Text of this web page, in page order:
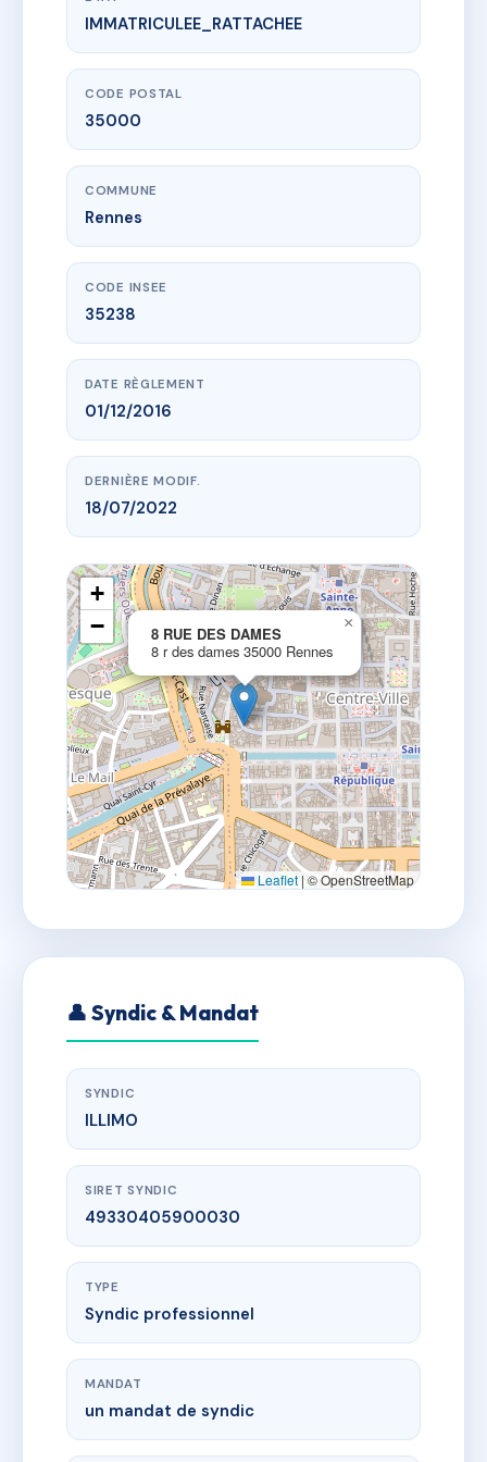
www.vme.plus/AH5204524
8 RUE DES DAMES
8 r des dames
IMMATRICULEE_RATTACHEE
CODE POSTAL
35000
COMMUNE
Rennes
CODE INSEE
35238
DATE RÈGLEMENT
01/12/2016
DERNIÈRE MODIF.
18/07/2022
8 RUE DES DAMES
8 r des dames 35000 Rennes
×
+
−
Leaflet| © OpenStreetMap
👤 Syndic & Mandat
SYNDIC
ILLIMO
SIRET SYNDIC
49330405900030
TYPE
Syndic professionnel
MANDAT
un mandat de syndic